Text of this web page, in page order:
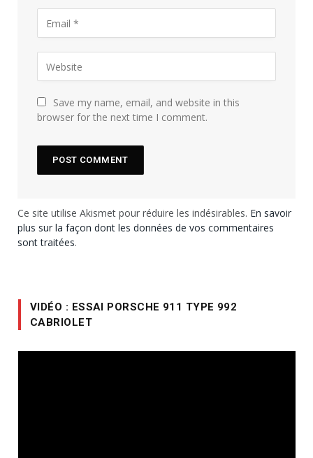
Save my name, email, and website in this
browser for the next time I comment.
Ce site utilise Akismet pour réduire les indésirables. En savoir
plus sur la façon dont les données de vos commentaires
sont traitées.
VIDÉO : ESSAI PORSCHE 911 TYPE 992
CABRIOLET